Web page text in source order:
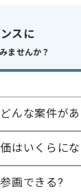
開発ツール
この案件のポイント
業界
担当領域/システ
ム
特徴
スに
ませんか？
んな案件が
はいくらに
画できる?